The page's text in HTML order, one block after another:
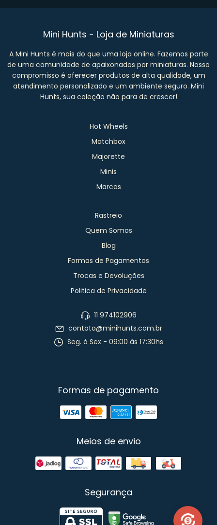
Mini Hunts - Loja de Miniaturas
A Mini Hunts é mais do que uma loja online. Fazemos parte
de uma comunidade de apaixonados por miniaturas. Nosso
compromisso é oferecer produtos de alta qualidade, um
atendimento personalizado e um ambiente seguro. Mini
Hunts, sua coleção não para de crescer!
Hot Wheels
Matchbox
Majorette
Minis
Marcas
Rastreio
Quem Somos
Blog
Formas de Pagamentos
Trocas e Devoluções
Politica de Privacidade
11 974102906
contato@minihunts.com.br
Seg. à Sex - 09:00 às 17:30hs
Formas de pagamento
Meios de envio
Segurança